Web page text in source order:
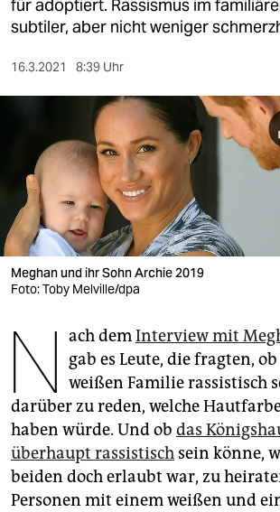
sport
nord
verlag
verlag
veranstaltungen
shop
unterstützen
genossenschaft
epaper login
für adoptiert. Rassismus im
subtiler, aber nicht weniger
16.3.2021 8:39 Uhr
Meghan und ihr Sohn Archie 2019
Foto: Toby Melville/dpa
N ach demInterview mit
gab es Leute, die fragten,
weißen Familie rassistisch
darüber zu reden, welche
haben würde. Und ob das
überhaupt rassistisch sein könne,
beiden doch erlaubt war, zu
Personen mit einem weißen und